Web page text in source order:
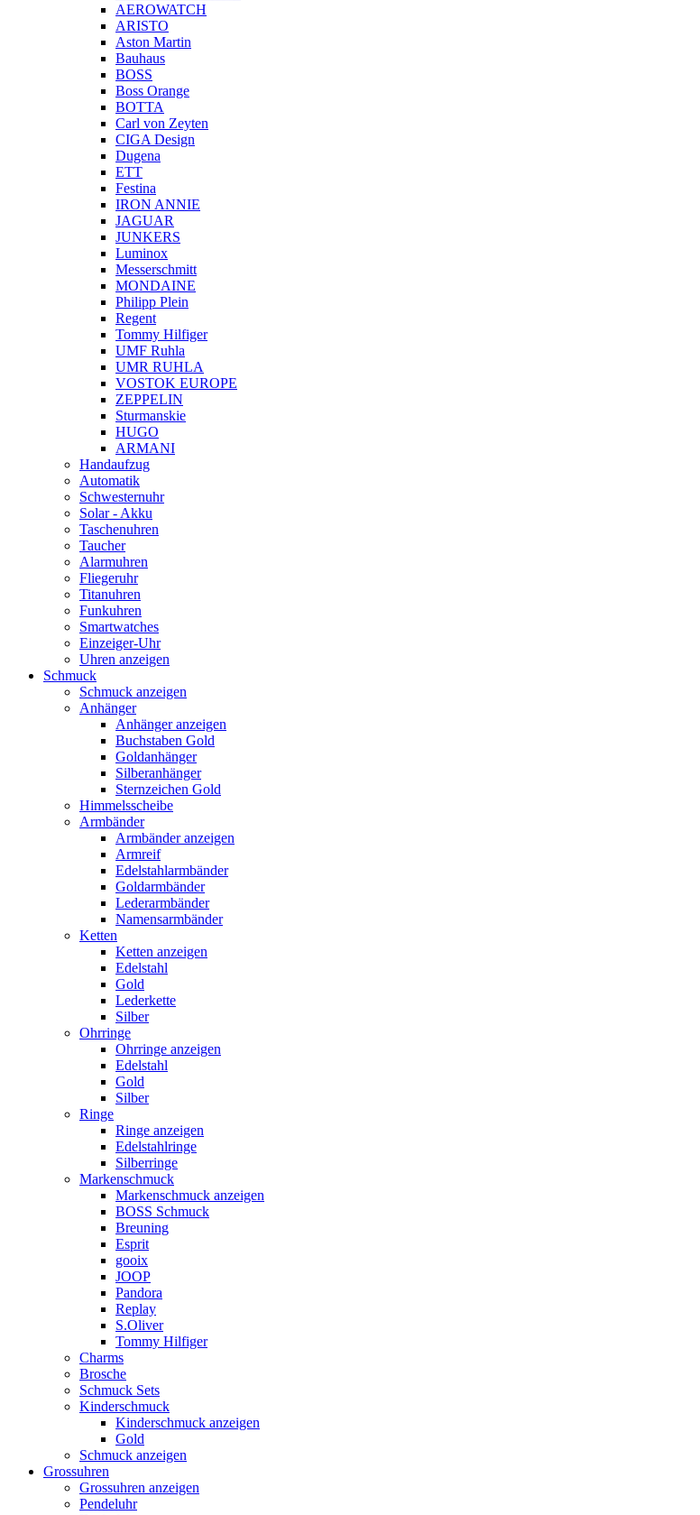
AEROWATCH
ARISTO
Aston Martin
Bauhaus
BOSS
Boss Orange
BOTTA
Carl von Zeyten
CIGA Design
Dugena
ETT
Festina
IRON ANNIE
JAGUAR
JUNKERS
Luminox
Messerschmitt
MONDAINE
Philipp Plein
Regent
Tommy Hilfiger
UMF Ruhla
UMR RUHLA
VOSTOK EUROPE
ZEPPELIN
Sturmanskie
HUGO
ARMANI
Handaufzug
Automatik
Schwesternuhr
Solar - Akku
Taschenuhren
Taucher
Alarmuhren
Fliegeruhr
Titanuhren
Funkuhren
Smartwatches
Einzeiger-Uhr
Uhren anzeigen
Schmuck
Schmuck anzeigen
Anhänger
Anhänger anzeigen
Buchstaben Gold
Goldanhänger
Silberanhänger
Sternzeichen Gold
Himmelsscheibe
Armbänder
Armbänder anzeigen
Armreif
Edelstahlarmbänder
Goldarmbänder
Lederarmbänder
Namensarmbänder
Ketten
Ketten anzeigen
Edelstahl
Gold
Lederkette
Silber
Ohrringe
Ohrringe anzeigen
Edelstahl
Gold
Silber
Ringe
Ringe anzeigen
Edelstahlringe
Silberringe
Markenschmuck
Markenschmuck anzeigen
BOSS Schmuck
Breuning
Esprit
gooix
JOOP
Pandora
Replay
S.Oliver
Tommy Hilfiger
Charms
Brosche
Schmuck Sets
Kinderschmuck
Kinderschmuck anzeigen
Gold
Schmuck anzeigen
Grossuhren
Grossuhren anzeigen
Pendeluhr